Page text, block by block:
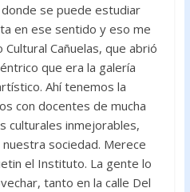
se puede estudiar
en ese sentido y eso me
Cañuelas, que abrió
que era la galería
Ahí tenemos la
con docentes de mucha
culturales inmejorables,
sociedad. Merece
el Instituto. La gente lo
tanto en la calle Del